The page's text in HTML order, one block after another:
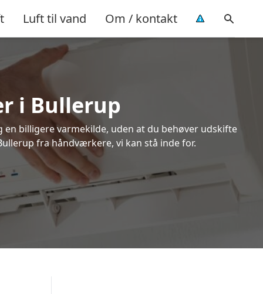
Luft til vand Om / kontakt
i Bullerup
billigere varmekilde, uden at du behøver udskifte
fra håndværkere, vi kan stå inde for.